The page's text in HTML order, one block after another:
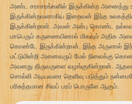
அண்ட சராசரங்களில் இருக்கின்ற அனைத்து
இருக்கின்றவனாகிய இறைவன் இந்த
இருக்கின்றான். அவன் அன்பு கொண்ட
மாபெரும் கருணையினால் மிகவும் அதிக
கொண்டே இருக்கின்றான். இந்த அருளால்
மட்டுமின்றி அனைவரும் மேல் நிலைக்கு
அவனது திருவருளை வழங்குகின்றான்.
சொல்லி அடியவரை தெளிவு படுத்தும்
பரிசுத்தமான சிவப் பரம் பொருளே ஆகும்.